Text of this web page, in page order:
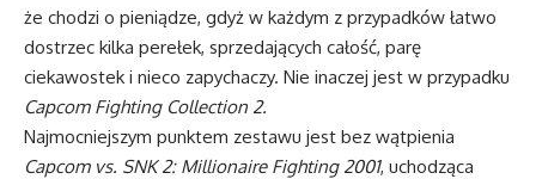
że chodzi o pieniądze, gdyż w każdym z przypadków łatwo
dostrzec kilka perełek, sprzedających całość, parę
ciekawostek i nieco zapychaczy. Nie inaczej jest w przypadku
Capcom Fighting Collection 2.
Najmocniejszym punktem zestawu jest bez wątpienia
Capcom vs. SNK 2: Millionaire Fighting 2001, uchodząca